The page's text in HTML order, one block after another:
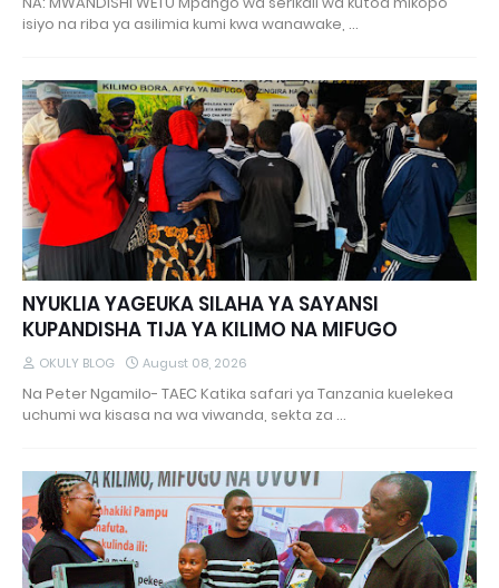
isiyo na riba ya asilimia kumi kwa wanawake, …
NYUKLIA YAGEUKA SILAHA YA SAYANSI
KUPANDISHA TIJA YA KILIMO NA MIFUGO
OKULY BLOG August 08, 2026
Na Peter Ngamilo- TAEC Katika safari ya Tanzania kuelekea
uchumi wa kisasa na wa viwanda, sekta za …